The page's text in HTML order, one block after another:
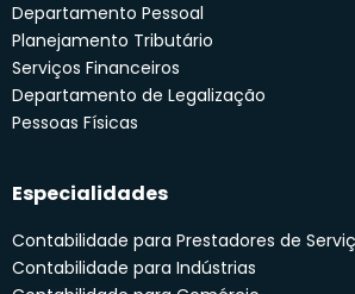
Departamento Pessoal
Planejamento Tributário
Serviços Financeiros
Departamento de Legalização
Pessoas Físicas
Especialidades
Contabilidade para Prestadores de
Contabilidade para Indústrias